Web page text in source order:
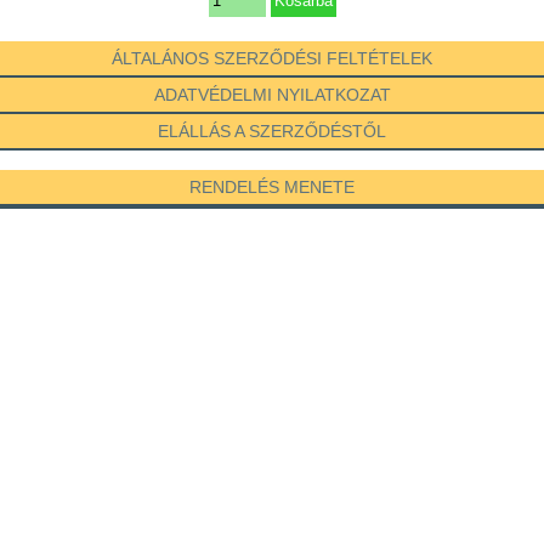
ÁLTALÁNOS SZERZŐDÉSI FELTÉTELEK
ADATVÉDELMI NYILATKOZAT
ELÁLLÁS A SZERZŐDÉSTŐL
RENDELÉS MENETE